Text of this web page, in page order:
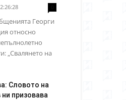
Георги
относно
„Свалянето на
Словото на
призовава